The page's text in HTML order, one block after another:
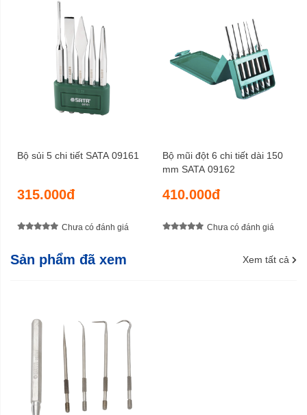
Bộ sủi 5 chi tiết SATA 09161
315.000đ
Chưa có đánh giá
Bộ mũi đột 6 chi tiết dài 150
mm SATA 09162
410.000đ
Chưa có đánh giá
Sản phẩm đã xem Xem tất cả